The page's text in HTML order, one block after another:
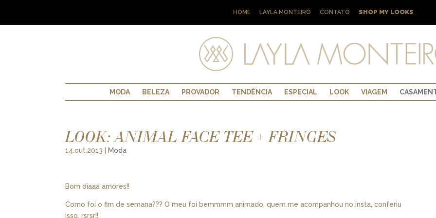
HOME LAYLA MONTEIRO CONTATO SHOP MY LOOKS
MODA BELEZA PROVADOR TENDÊNCIA ESPECIAL LOOK VIAGEM
LOOK: ANIMAL FACE TEE + FRINGES
14.out.2013 Moda
Bom diaaa amores!!
Como foi o fim de semana??? O meu foi bemmmm animado, quem me acompanhou no insta, conferiu
isso, rsrsr!!